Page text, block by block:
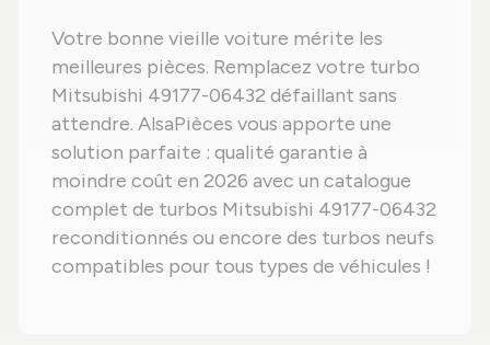
Votre bonne vieille voiture mérite les
meilleures pièces. Remplacez votre turbo
Mitsubishi 49177-06432 défaillant sans
attendre. AlsaPièces vous apporte une
solution parfaite : qualité garantie à
moindre coût en 2026 avec un catalogue
complet de turbos Mitsubishi 49177-06432
reconditionnés ou encore des turbos neufs
compatibles pour tous types de véhicules !